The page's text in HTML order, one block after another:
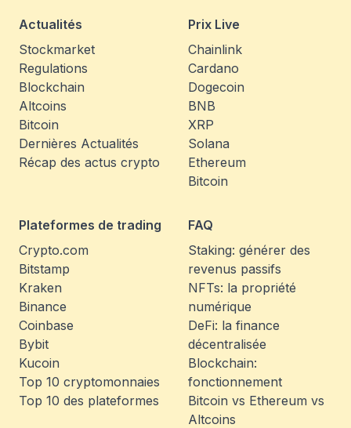
Actualités
Stockmarket
Regulations
Blockchain
Altcoins
Bitcoin
Dernières Actualités
Récap des actus crypto
Prix Live
Chainlink
Cardano
Dogecoin
BNB
XRP
Solana
Ethereum
Bitcoin
Plateformes de trading
Crypto.com
Bitstamp
Kraken
Binance
Coinbase
Bybit
Kucoin
Top 10 cryptomonnaies
Top 10 des plateformes
FAQ
Staking: générer des
revenus passifs
NFTs: la propriété
numérique
DeFi: la finance
décentralisée
Blockchain:
fonctionnement
Bitcoin vs Ethereum vs
Altcoins